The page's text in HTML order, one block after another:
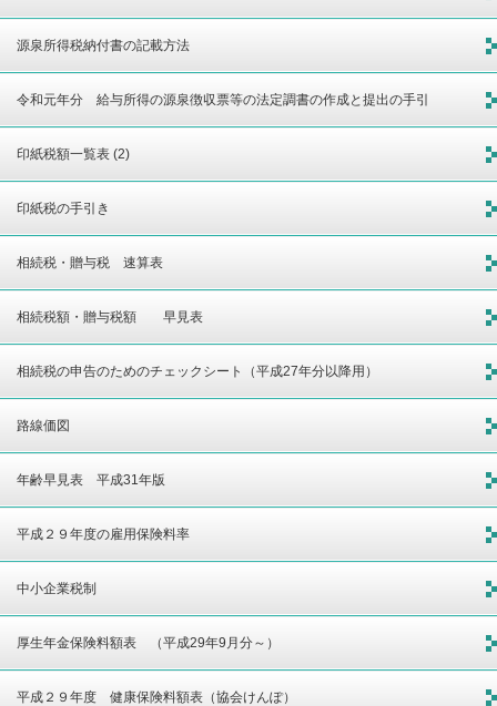
源泉所得税納付書の記載方法
令和元年分 給与所得の源泉徴収票等の法定調書の作成と提出の手引
印紙税額一覧表 (2)
印紙税の手引き
相続税・贈与税 速算表
相続税額・贈与税額 早見表
相続税の申告のためのチェックシート（平成27年分以降用）
路線価図
年齢早見表 平成31年版
平成２９年度の雇用保険料率
中小企業税制
厚生年金保険料額表 （平成29年9月分～）
平成２９年度 健康保険料額表（協会けんぽ）